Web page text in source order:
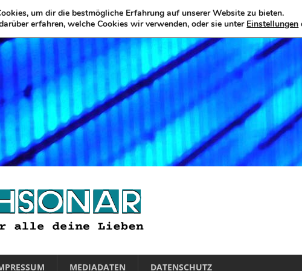
MEDIADATEN DATENSCHUTZ
um dir die bestmögliche Erfahrung auf unserer Website zu bieten.
erfahren, welche Cookies wir verwenden, oder sie unter Einstellungen